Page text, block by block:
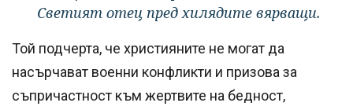
Светият отец пред хилядите вярващи.
Той подчерта, че християните не могат да
насърчават военни конфликти и призова за
съпричастност към жертвите на бедност,